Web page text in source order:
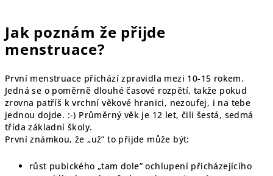
Jak poznám že přijde
menstruace?
První menstruace přichází zpravidla mezi 10-15 rokem.
Jedná se o poměrně dlouhé časové rozpětí, takže pokud
zrovna patříš k vrchní věkové hranici, nezoufej, i na tebe
jednou dojde. :-) Průměrný věk je 12 let, čili šestá, sedmá
třída základní školy.
První známkou, že „už” to přijde může být:
růst pubického „tam dole” ochlupení přicházejícího